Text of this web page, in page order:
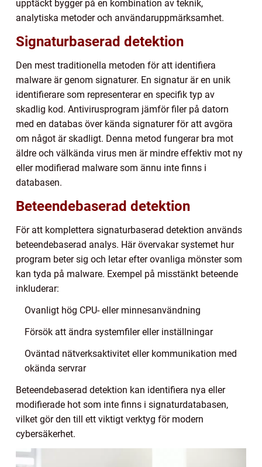
upptäckt bygger på en kombination av teknik,
analytiska metoder och användaruppmärksamhet.
Signaturbaserad detektion
Den mest traditionella metoden för att identifiera
malware är genom signaturer. En signatur är en unik
identifierare som representerar en specifik typ av
skadlig kod. Antivirusprogram jämför filer på datorn
med en databas över kända signaturer för att avgöra
om något är skadligt. Denna metod fungerar bra mot
äldre och välkända virus men är mindre effektiv mot ny
eller modifierad malware som ännu inte finns i
databasen.
Beteendebaserad detektion
För att komplettera signaturbaserad detektion används
beteendebaserad analys. Här övervakar systemet hur
program beter sig och letar efter ovanliga mönster som
kan tyda på malware. Exempel på misstänkt beteende
inkluderar:
Ovanligt hög CPU- eller minnesanvändning
Försök att ändra systemfiler eller inställningar
Oväntad nätverksaktivitet eller kommunikation med
okända servrar
Beteendebaserad detektion kan identifiera nya eller
modifierade hot som inte finns i signaturdatabasen,
vilket gör den till ett viktigt verktyg för modern
cybersäkerhet.